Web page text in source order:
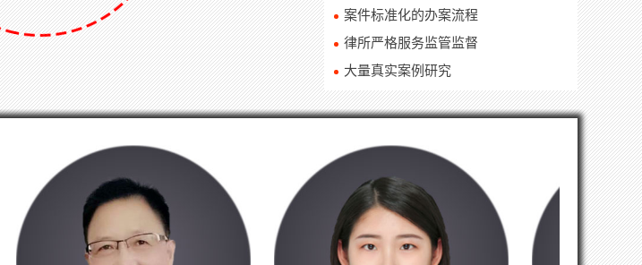
案件标准化的办案流程
律所严格服务监管监督
大量真实案例研究